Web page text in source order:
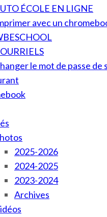
ÉCOLE EN LIGNE
avec un
le mot de passe de
2025-2026
2024-2025
2023-2024
Archives